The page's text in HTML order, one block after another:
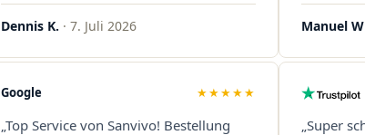
Dennis K. · 7. Juli 2026 Manuel
Google ★★★★★
„Top Service von Sanvivo! Bestellung
„Super